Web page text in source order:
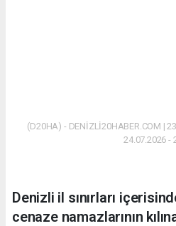
(D20HA) - DENİZLİ20HABER.COM |
24.07.2026 -
Denizli il sınırları
cenaze namazlarının